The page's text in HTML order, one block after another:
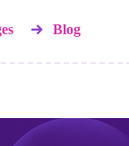
Blog